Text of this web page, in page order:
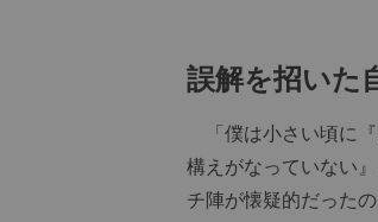
誤解を招いた
「僕は小さい頃に
構えがなっていない
チ陣が懐疑的だった